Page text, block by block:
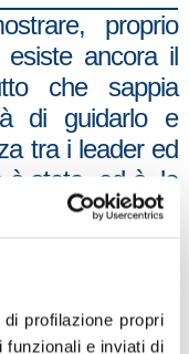
profilazione propri
funzionali e inviati di
proprio
esiste ancora il
che sappia
di guidarlo e
tra i leader ed
è stata, ed è, la
forza politica,
egoista.
anni fa, sapeva